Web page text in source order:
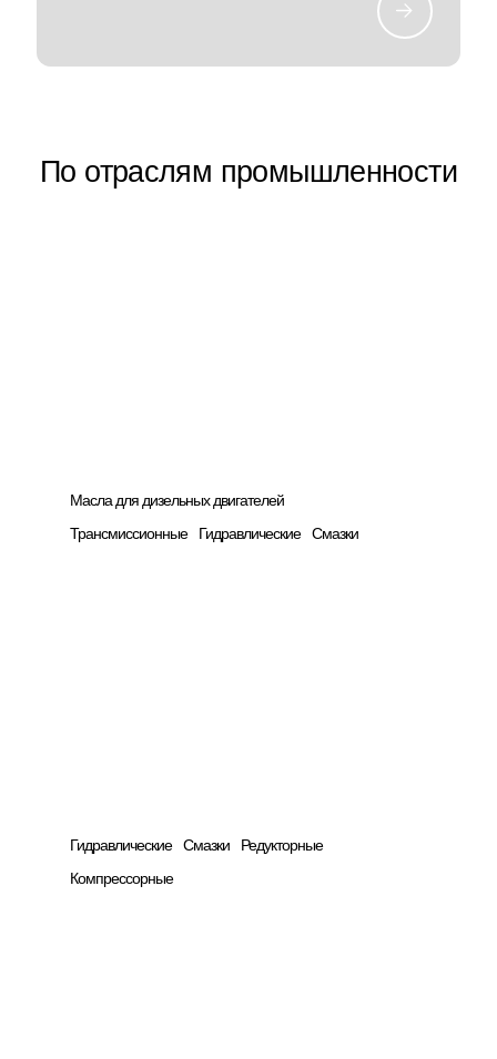
По отраслям промышленности
Масла для дизельных двигателей
Трансмиссионные
Гидравлические Смазки
Гидравлические Cмазки
Редукторные
Компрессорные